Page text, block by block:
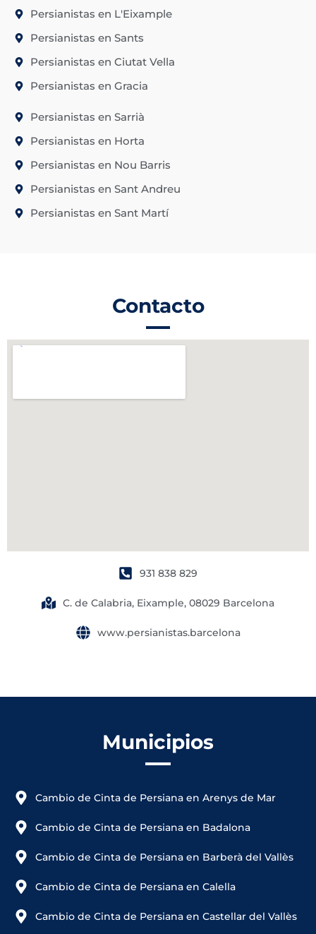
Persianistas en L'Eixample
Persianistas en Sants
Persianistas en Ciutat Vella
Persianistas en Gracia
Persianistas en Sarrià
Persianistas en Horta
Persianistas en Nou Barris
Persianistas en Sant Andreu
Persianistas en Sant Martí
Contacto
931 838 829
C. de Calabria, Eixample, 08029 Barcelona
www.persianistas.barcelona
Municipios
Cambio de Cinta de Persiana en Arenys de Mar
Cambio de Cinta de Persiana en Badalona
Cambio de Cinta de Persiana en Barberà del Vallès
Cambio de Cinta de Persiana en Calella
Cambio de Cinta de Persiana en Castellar del Vallès